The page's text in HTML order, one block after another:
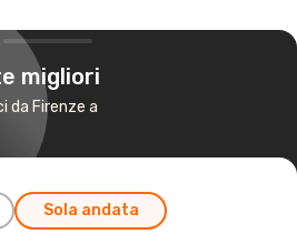
migliori
da Firenze a
Sola andata